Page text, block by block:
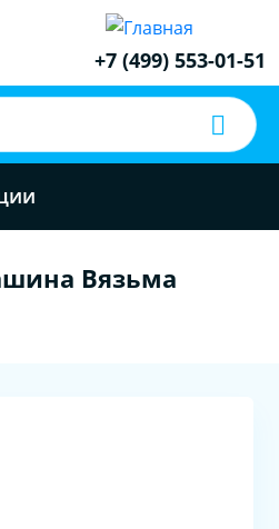
+7 (499) 553-01-51
Вязьма